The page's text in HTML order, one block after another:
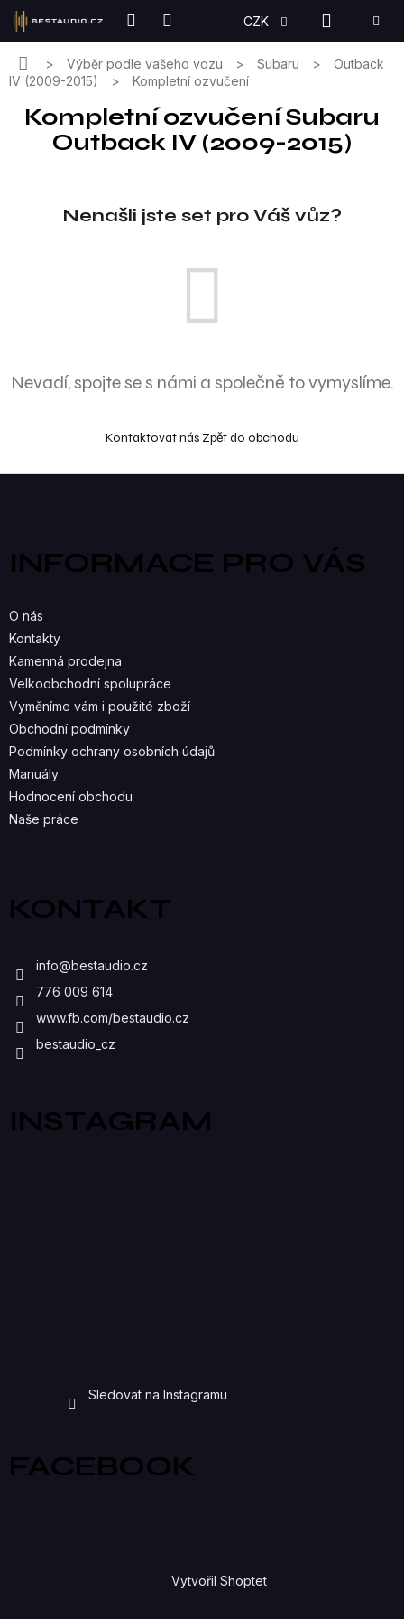
Přejít
obsah
CZK
KOŠÍK
DomůVýběr podle vašeho vozu Subaru
Outback
IV (2009-2015)
Kompletní ozvučení
Kompletní ozvučení Subaru
Outback IV (2009-2015)
Nenašli jste set pro Váš vůz?
Nevadí, spojte se s námi a společně to vymyslíme.
Kontaktovat nás Zpět do obchodu
Z
INFORMACE PRO VÁS
O nás
Kontakty
Kamenná prodejna
Velkoobchodní spolupráce
Vyměníme vám i použité zboží
Obchodní podmínky
Podmínky ochrany osobních údajů
Manuály
Hodnocení obchodu
Naše práce
KONTAKT
info@bestaudio.cz
776 009 614
www.fb.com/bestaudio.cz
bestaudio_cz
INSTAGRAM
Sledovat na Instagramu
FACEBOOK
Vytvořil Shoptet